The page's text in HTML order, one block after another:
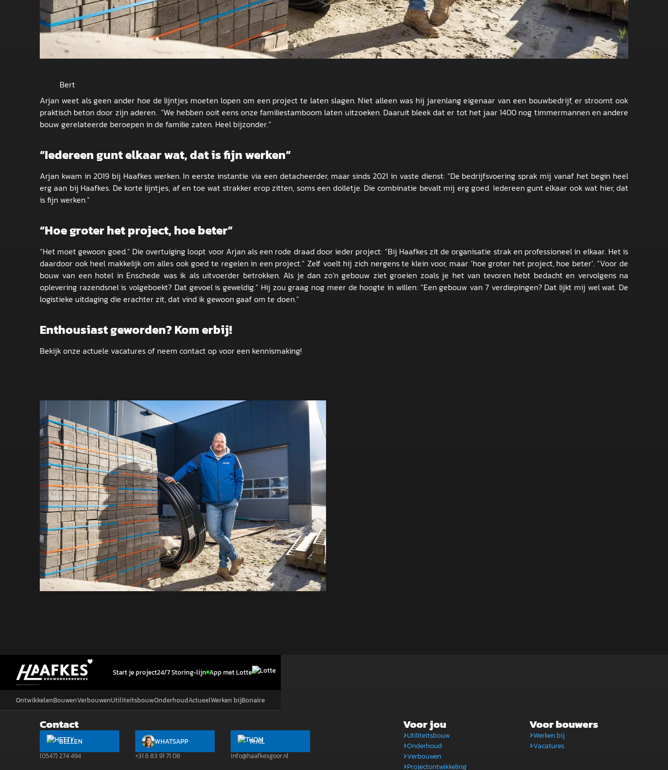
Bert
Arjan weet als geen ander hoe de lijntjes moeten lopen om een project te laten slagen. Niet alleen was hij jarenlang eigenaar van een bouwbedrijf, er stroomt ook
praktisch beton door zijn aderen. "We hebben ooit eens onze familiestamboom laten uitzoeken. Daaruit bleek dat er tot het jaar 1400 nog timmermannen en andere
bouw gerelateerde beroepen in de familie zaten. Heel bijzonder.”
“Iedereen gunt elkaar wat, dat is fijn werken”
Arjan kwam in 2019 bij Haafkes werken. In eerste instantie via een detacheerder, maar sinds 2021 in vaste dienst: “De bedrijfsvoering sprak mij vanaf het begin heel
erg aan bij Haafkes. De korte lijntjes, af en toe wat strakker erop zitten, soms een dolletje. Die combinatie bevalt mij erg goed. Iedereen gunt elkaar ook wat hier, dat
is fijn werken.”
“Hoe groter het project, hoe beter”
“Het moet gewoon goed.” Die overtuiging loopt voor Arjan als een rode draad door ieder project: “Bij Haafkes zit de organisatie strak en professioneel in elkaar. Het is
daardoor ook heel makkelijk om alles ook goed te regelen in een project.” Zelf voelt hij zich nergens te klein voor, maar ‘hoe groter het project, hoe beter’. “Voor de
bouw van een hotel in Enschede was ik als uitvoerder betrokken. Als je dan zo’n gebouw ziet groeien zoals je het van tevoren hebt bedacht en vervolgens na
oplevering razendsnel is volgeboekt? Dat gevoel is geweldig.” Hij zou graag nog meer de hoogte in willen: “Een gebouw van 7 verdiepingen? Dat lijkt mij wel wat. De
logistieke uitdaging die erachter zit, dat vind ik gewoon gaaf om te doen.”
Enthousiast geworden? Kom erbij!
Bekijk onze actuele vacatures of neem contact op voor een kennismaking!
Start je project24/7 Storing-lijn App met Lotte
OntwikkelenBouwenVerbouwenUtiliteitsbouwOnderhoudActueelWerken bijBonaire
Contact
BELLEN
(0547) 274 494
WHATSAPP
+31 6 83 91 71 08
MAIL
info@haafkesgoor.nl
Voor jou
Utiliteitsbouw
Onderhoud
Verbouwen
Projectontwikkeling
Voor bouwers
Werken bij
Vacatures